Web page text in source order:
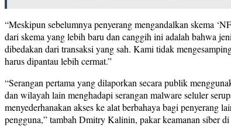
“Meskipun sebelumnya penyerang mengandalkan skema
dari skema yang lebih baru dan canggih ini adalah bahwa
dibedakan dari transaksi yang sah. Kami tidak
harus dipantau lebih cermat.”
“Serangan pertama yang dilaporkan secara publik
dan wilayah lain menghadapi serangan malware seluler
menyederhanakan akses ke alat berbahaya bagi penyerang
pengguna,” tambah Dmitry Kalinin, pakar keamanan siber